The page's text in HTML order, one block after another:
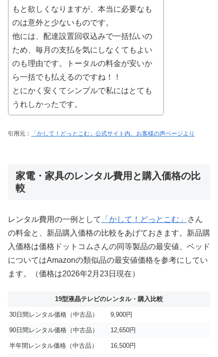
もと欲しくなりますが、本当に必要なも
のは意外と少ないものです。
他には、配達設置回収込みで一括払いの
ため、毎月の支払を気にしなくてもよい
のも理由です。トータルの料金が安いか
ら一括でも払えるのですね！！
とにかく安くてシンプルで私にはとても
うれしかったです。
引用元： 「かして！どっとこむ」公式サイト内、お客様の声ページより
家電・家具のレンタル費用と購入価格の比
較
レンタル費用の一例として 「かして！どっとこむ」
さん
の料金と、新品購入価格の比較をあげておきます。新品購
入価格は価格ドットコムさんの同等製品の最安値、ベッド
についてはAmazonの類似品の最安値価格を参考にしてい
ます。（価格は2026年2月23日現在）
19型液晶テレビのレンタル・購入比較
30日間レンタル価格（中古品） 9,900円
90日間レンタル価格（中古品） 12,650円
半年間レンタル価格（中古品） 16,500円